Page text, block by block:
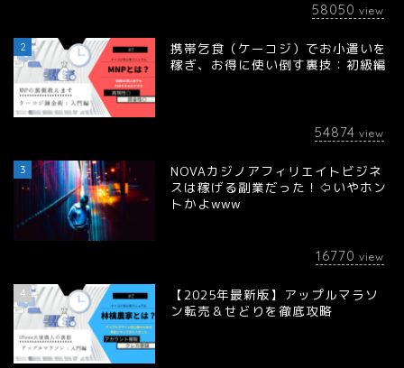
58050 view
2
携帯乞食（ケーコジ）でお小遣いを
稼ぎ、お得に使い倒す裏技：初級編
54874 view
3
NOVAカジノアフィリエイトビジネ
スは稼げる副業だった！⇦いやホン
トかよwww
16770 view
4
【2025年最新版】アップルマラソ
ン転売＆せどりを徹底攻略